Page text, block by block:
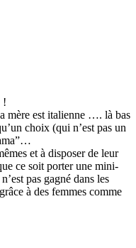
!
mère est italienne …. là bas
choix (qui n’est pas un
et à disposer de leur
ce soit porter une mini-
pas gagné dans les
à des femmes comme